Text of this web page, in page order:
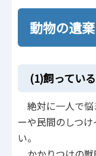
動物の遺
(1)飼ってい
絶対に一人で悩
ーや民間のしつ
い。